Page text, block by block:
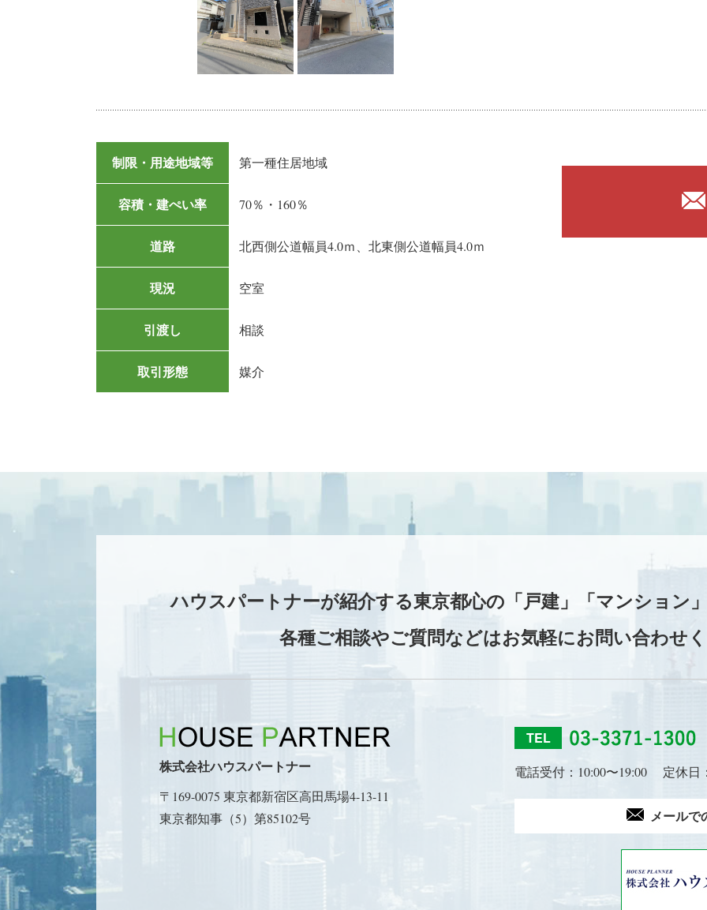
制限・用途地域等 第一種住居地域
容積・建ぺい率 70％・160％
道路 北西側公道幅員4.0ｍ、北東側公道幅員4.0ｍ
現況 空室
引渡し 相談
取引形態 媒介
ハウスパートナーが紹介する東京都心の 「戸建」「マンション
各種ご相談やご質問などはお気軽にお問い合わせく
株式会社ハウスパートナー
〒169-0075 東京都新宿区高田馬場4-13-11
東京都知事（5）第85102号
TEL
電話受付：10:00〜19:00 定休日
メールで